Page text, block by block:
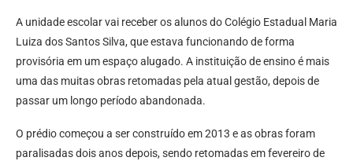
A unidade escolar vai receber os alunos do Colégio Estadual Maria
Luiza dos Santos Silva, que estava funcionando de forma
provisória em um espaço alugado. A instituição de ensino é mais
uma das muitas obras retomadas pela atual gestão, depois de
passar um longo período abandonada.
O prédio começou a ser construído em 2013 e as obras foram
paralisadas dois anos depois, sendo retomadas em fevereiro de